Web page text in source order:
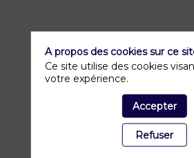
A propos des cookies sur ce
Ce site utilise des cookies
votre expérience.
Accepter
Refuser